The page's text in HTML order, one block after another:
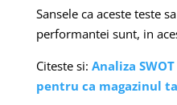
Sansele ca aceste teste
performantei sunt, in
Citeste si: Analiza
pentru ca magazinul